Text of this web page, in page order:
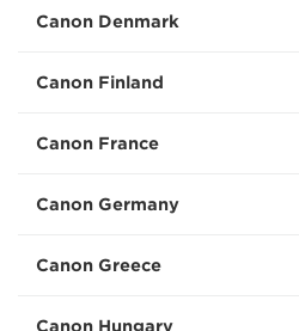
Canon Denmark
Canon Finland
Canon France
Canon Germany
Canon Greece
Canon Hungary